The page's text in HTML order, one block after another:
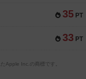
35 PT
33 PT
Apple Inc.の商標です。